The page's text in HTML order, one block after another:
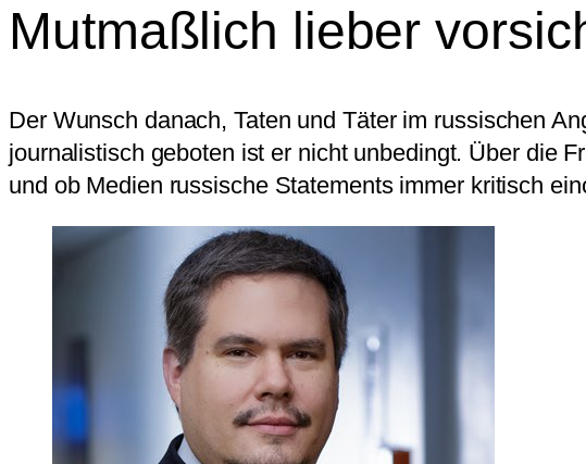
Mutmaßlich lieber
Der Wunsch danach, Taten und Täter im russischen
journalistisch geboten ist er nicht unbedingt. Über die
und ob Medien russische Statements immer kritisch